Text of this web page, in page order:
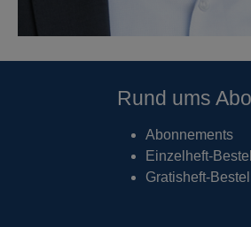
Rund ums Abo
Abonnements
Einzelheft-
Gratisheft-